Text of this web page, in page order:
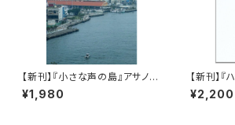
【新刊】『小さな声の島』アサノタ
カオ
¥1,980
【新刊】
ボクたち
の記録』
¥2,200